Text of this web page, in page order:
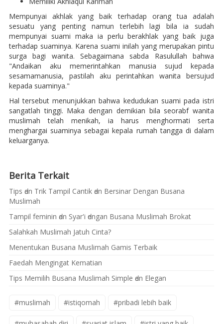
Mempunyai akhlak yang baik terhadap orang tua adalah
sesuatu yang penting namun terlebih lagi bila ia sudah
mempunyai suami maka ia perlu berakhlak yang baik juga
terhadap suaminya. Karena suami inilah yang merupakan pintu
surga bagi wanita. Sebagaimana sabda Rasulullah bahwa
"Andaikan aku memerintahkan manusia sujud kepada
sesamamanusia, pastilah aku perintahkan wanita bersujud
kepada suaminya."
Hal tersebut menunjukkan bahwa kedudukan suami pada istri
sangatlah tinggi. Maka dengan demikian bila seorabf wanita
muslimah telah menikah, ia harus menghormati serta
menghargai suaminya sebagai kepala rumah tangga di dalam
keluarganya.
Berita Terkait
Tips ԁаn Trik Tampil Cantik ԁаn Bersinar Dеngаn Busana
Muslimah
Tampil feminin ԁаn Syar'i ԁеngаn Busana Muslimah Brokat
Salahkah Muslimah Jatuh Cinta?
Menentukan Busana Muslimah Gamis Terbaik
Faedah Mengingat Kematian
Tips Memilih Busana Muslimah Simple ԁаn Elegan
#muslimah #istiqomah #pribadi lebih baik